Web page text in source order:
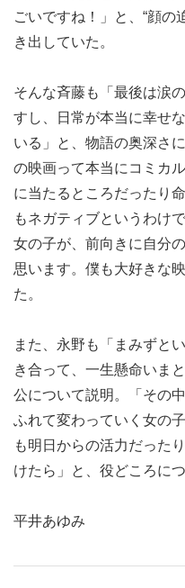
ごいですね！」と、“顔の
き出していた。
そんな斉藤も「最後は涙
すし、日常が本当に幸せ
いる」と、物語の奥深さ
の映画って本当にコミカ
に当たるところだったり
もネガティブというわけ
女の子が、前向きに自分
思います。僕も大好きな
た。
また、永野も「まみずと
き合って、一生懸命いま
公について説明。「その
ふれて変わっていく女の
も明日からの活力だった
けたら」と、役どころに
平井あゆみ